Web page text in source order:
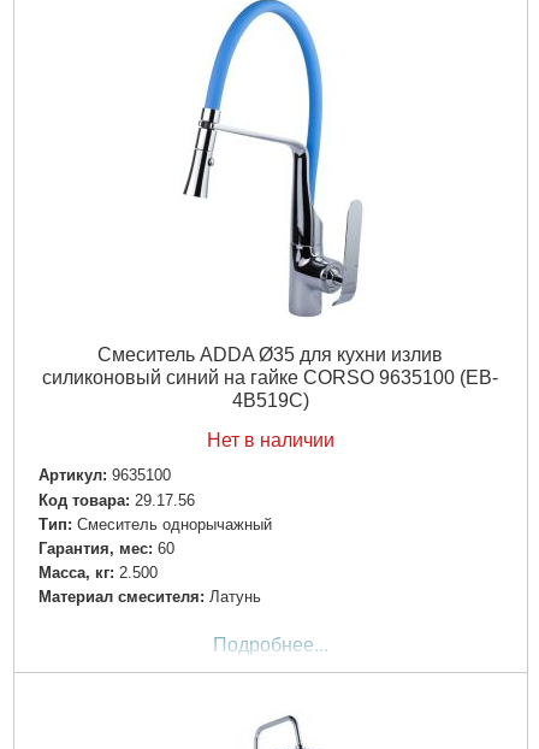
Смеситель ADDA Ø35 для кухни излив
силиконовый синий на гайке CORSO 9635100 (EB-
4B519C)
Нет в наличии
Артикул: 9635100
Код товара: 29.17.56
Tип: Смеситель однорычажный
Гарантия, мес: 60
Масса, кг: 2.500
Материал смесителя: Латунь
Подробнее...